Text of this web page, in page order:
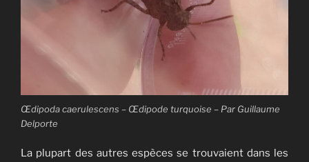
Œdipoda caerulescens – Œdipode turquoise – Par Guillaume
Delporte
La plupart des autres espèces se trouvaient dans les